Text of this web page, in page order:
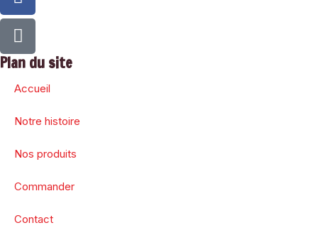
Plan du site
Accueil
Notre histoire
Nos produits
Commander
Contact